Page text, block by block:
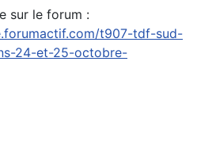
sur le forum :
t907-tdf-sud-
24-et-25-octobre-